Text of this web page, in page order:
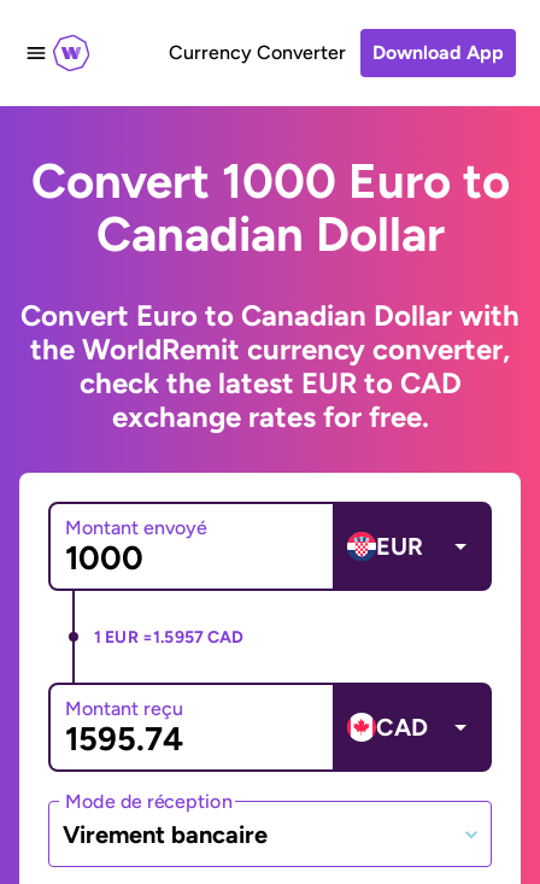
Currency Converter Download App
Convert 1000 Euro to
Canadian Dollar
Convert Euro to Canadian Dollar with
the WorldRemit currency converter,
check the latest EUR to CAD
exchange rates for free.
Montant envoyé
EUR
1 EUR =1.5957 CAD
Montant reçu
CAD
Mode de réception
Virement bancaire